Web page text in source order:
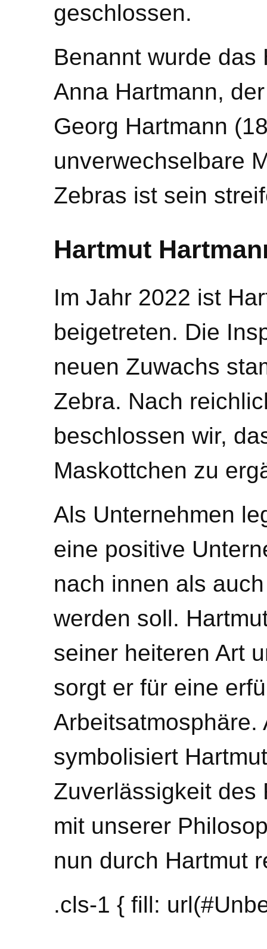
geschlossen.
Benannt wurde das
Anna Hartmann,
Georg Hartmann
unverwechselbare
Zebras ist sein
Hartmut
Im Jahr 2022 ist
beigetreten. Die
neuen Zuwachs
Zebra. Nach
beschlossen wir,
Maskottchen zu
Als Unternehmen
eine positive
nach innen als
werden soll.
seiner heiteren Art
sorgt er für eine
Arbeitsatmosphäre.
symbolisiert
Zuverlässigkeit des
mit unserer
nun durch Hartmut
.cls-1 { fill: